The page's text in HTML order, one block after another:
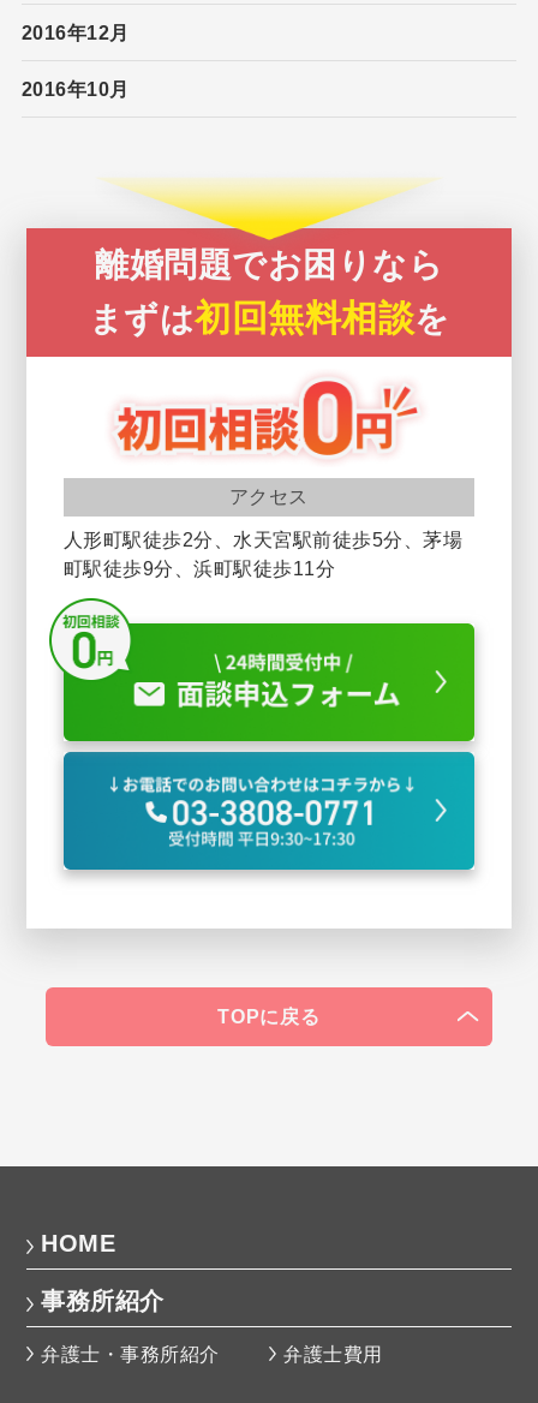
2016年12月
2016年10月
離婚問題でお困りなら
まずは初回無料相談を
アクセス
人形町駅徒歩2分、水天宮駅前徒歩5分、茅場
町駅徒歩9分、浜町駅徒歩11分
TOPに戻る
HOME
事務所紹介
弁護士・事務所紹介 弁護士費用